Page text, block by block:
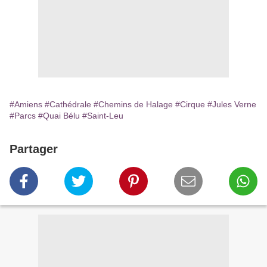
#Amiens #Cathédrale #Chemins de Halage #Cirque #Jules Verne
#Parcs #Quai Bélu #Saint-Leu
Partager